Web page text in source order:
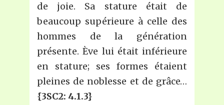
de joie. Sa stature était de
beaucoup supérieure à celle des
hommes de la génération
présente. Ève lui était inférieure
en stature; ses formes étaient
pleines de noblesse et de grâce…
{3SC2: 4.1.3}